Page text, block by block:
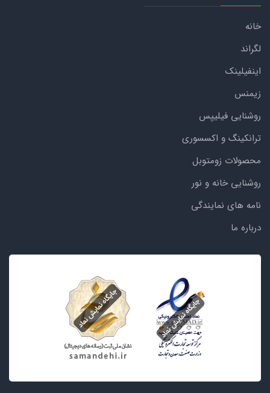
خانه
لگراند
اینفیلینک
زیمنس
روشنایی فیلیپس
ترانکینگ و اکسسوری
محصولات زومتوبل
روشنایی خانه و نور
نامه های نمایندگی
درباره ما